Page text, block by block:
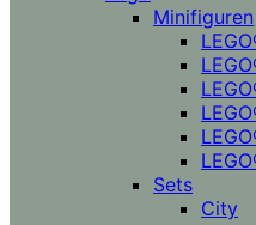
Minifiguren
Sets
City